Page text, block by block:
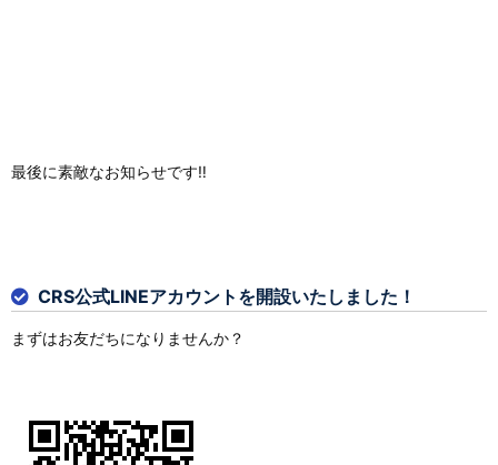
最後に素敵なお知らせです‼
CRS公式LINEアカウントを開設いたしました！
まずはお友だちになりませんか？